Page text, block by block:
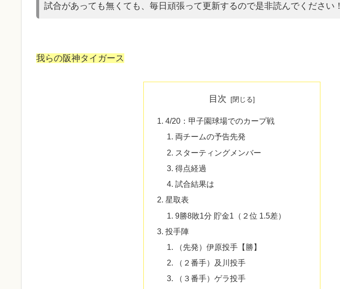
試合があって も無くても、毎日頑張って更新するので是非読んでください！
我らの阪神タイガース
目次
4/20：甲子園球場でのカープ戦
両チームの予告先発
スターティングメンバー
得点経過
試合結果は
星取表
9勝8敗1分 貯金1（２位 1.5差）
投手陣
（先発）伊原投手【勝】
（２番手）及川投手
（３番手）ゲラ投手